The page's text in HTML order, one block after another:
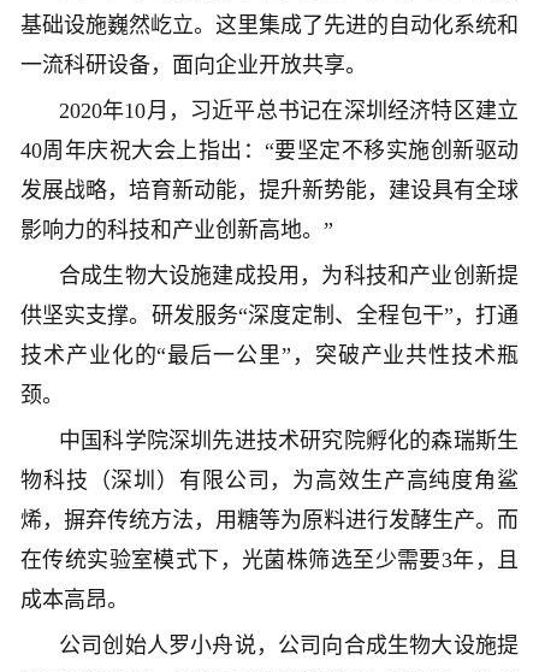
基础设施巍然屹立。这里集成了先进的自动化系统和
一流科研设备，面向企业开放共享。
2020年10月，习近平总书记在深圳经济特区建立
40周年庆祝大会上指出：“要坚定不移实施创新驱动
发展战略，培育新动能，提升新势能，建设具有全球
影响力的科技和产业创新高地。”
合成生物大设施建成投用，为科技和产业创新提
供坚实支撑。研发服务“深度定制、全程包干”，打通
技术产业化的“最后一公里”，突破产业共性技术瓶
颈。
中国科学院深圳先进技术研究院孵化的森瑞斯生
物科技（深圳）有限公司，为高效生产高纯度角鲨
烯，摒弃传统方法，用糖等为原料进行发酵生产。而
在传统实验室模式下，光菌株筛选至少需要3年，且
成本高昂。
公司创始人罗小舟说，公司向合成生物大设施提